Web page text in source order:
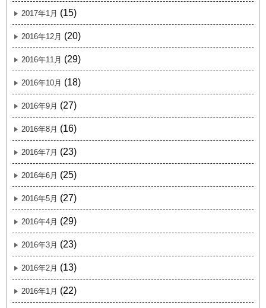
2017年1月 (15)
2016年12月 (20)
2016年11月 (29)
2016年10月 (18)
2016年9月 (27)
2016年8月 (16)
2016年7月 (23)
2016年6月 (25)
2016年5月 (27)
2016年4月 (29)
2016年3月 (23)
2016年2月 (13)
2016年1月 (22)